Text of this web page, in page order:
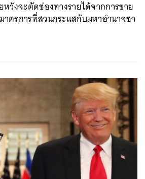
วังจะตัดช่องทางรายได้จากการขาย
าตรการที่สวนกระแสกับมหาอำนาจชา